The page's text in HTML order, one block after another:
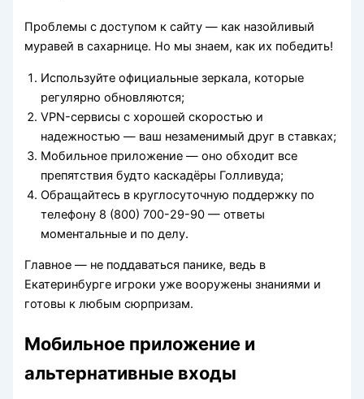
Проблемы с доступом к сайту — как назойливый
муравей в сахарнице. Но мы знаем, как их победить!
Используйте официальные зеркала, которые
регулярно обновляются;
VPN-сервисы с хорошей скоростью и
надежностью — ваш незаменимый друг в ставках;
Мобильное приложение — оно обходит все
препятствия будто каскадёры Голливуда;
Обращайтесь в круглосуточную поддержку по
телефону 8 (800) 700-29-90 — ответы
моментальные и по делу.
Главное — не поддаваться панике, ведь в
Екатеринбурге игроки уже вооружены знаниями и
готовы к любым сюрпризам.
Мобильное приложение и
альтернативные входы